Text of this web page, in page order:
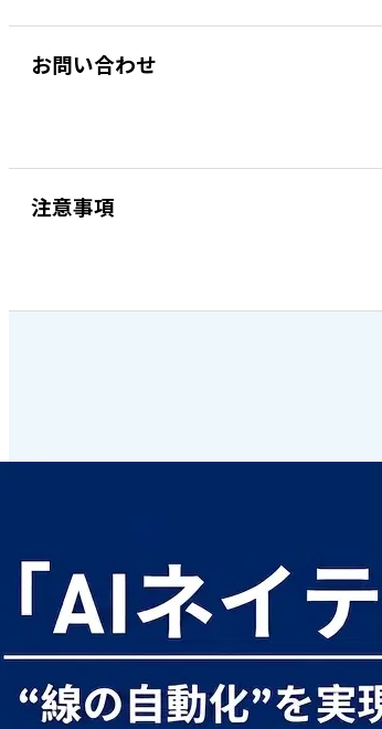
お問い合わせ
注意事項